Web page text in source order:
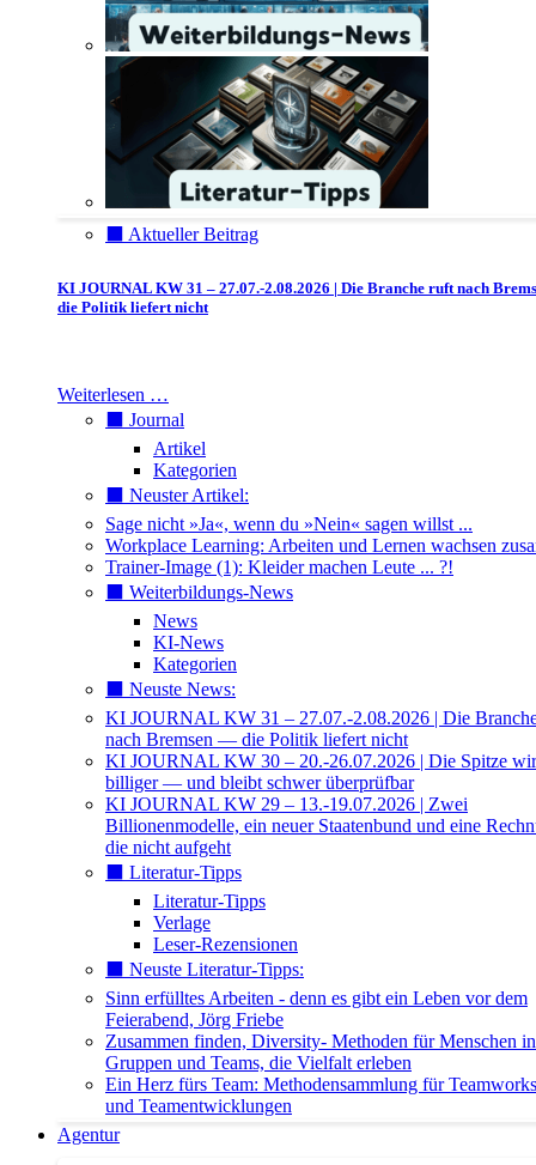
⬛️ Aktueller Beitrag
KI JOURNAL KW 31 – 27.07.-2.08.2026 | Die Branche ruft nach
die Politik liefert nicht
Weiterlesen …
⬛️ Journal
Artikel
Kategorien
⬛️ Neuster Artikel:
Sage nicht »Ja«, wenn du »Nein« sagen willst ...
Workplace Learning: Arbeiten und Lernen wachsen
Trainer-Image (1): Kleider machen Leute ... ?!
⬛️ Weiterbildungs-News
News
KI-News
Kategorien
⬛️ Neuste News:
KI JOURNAL KW 31 – 27.07.-2.08.2026 | Die
nach Bremsen — die Politik liefert nicht
KI JOURNAL KW 30 – 20.-26.07.2026 | Die Spitze
billiger — und bleibt schwer überprüfbar
KI JOURNAL KW 29 – 13.-19.07.2026 | Zwei
Billionenmodelle, ein neuer Staatenbund und eine
die nicht aufgeht
⬛️ Literatur-Tipps
Literatur-Tipps
Verlage
Leser-Rezensionen
⬛️ Neuste Literatur-Tipps:
Sinn erfülltes Arbeiten - denn es gibt ein Leben vor dem
Feierabend, Jörg Friebe
Zusammen finden, Diversity- Methoden für Menschen in
Gruppen und Teams, die Vielfalt erleben
Ein Herz fürs Team: Methodensammlung für
und Teamentwicklungen
Agentur